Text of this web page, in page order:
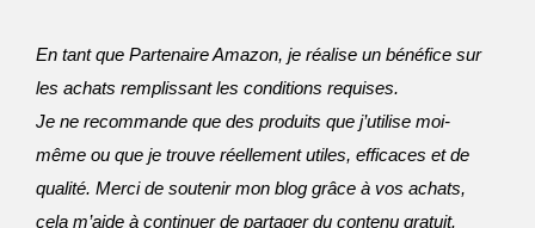
En tant que Partenaire Amazon, je réalise un bénéfice sur
les achats remplissant les conditions requises.
Je ne recommande que des produits que j’utilise moi-
même ou que je trouve réellement utiles, efficaces et de
qualité. Merci de soutenir mon blog grâce à vos achats,
cela m’aide à continuer de partager du contenu gratuit.